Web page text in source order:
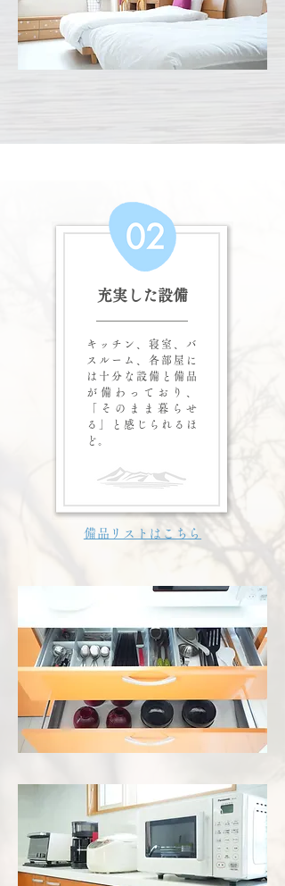
充実した設備
キッチン、寝室、バ
スルーム、各部屋に
は十分な設備と備品
が備わっており、
「そのまま暮らせ
る」と感じられるほ
ど。
備品リストはこちら